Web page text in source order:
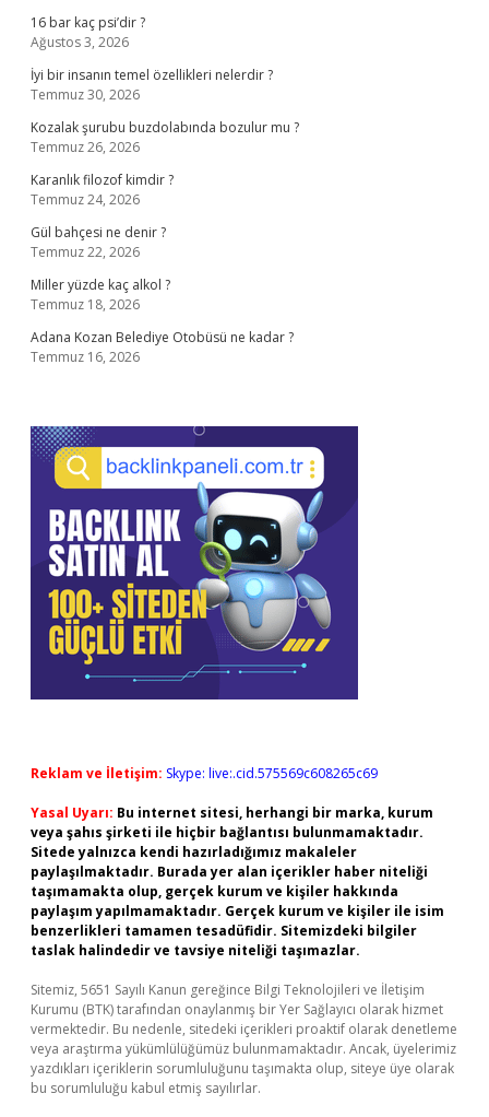
16 bar kaç psi’dir ?
Ağustos 3, 2026
İyi bir insanın temel özellikleri nelerdir ?
Temmuz 30, 2026
Kozalak şurubu buzdolabında bozulur mu ?
Temmuz 26, 2026
Karanlık filozof kimdir ?
Temmuz 24, 2026
Gül bahçesi ne denir ?
Temmuz 22, 2026
Miller yüzde kaç alkol ?
Temmuz 18, 2026
Adana Kozan Belediye Otobüsü ne kadar ?
Temmuz 16, 2026
Reklam ve İletişim: Skype: live:.cid.575569c608265c69
Yasal Uyarı: Bu internet sitesi, herhangi bir marka, kurum
veya şahıs şirketi ile hiçbir bağlantısı bulunmamaktadır.
Sitede yalnızca kendi hazırladığımız makaleler
paylaşılmaktadır. Burada yer alan içerikler haber niteliği
taşımamakta olup, gerçek kurum ve kişiler hakkında
paylaşım yapılmamaktadır. Gerçek kurum ve kişiler ile isim
benzerlikleri tamamen tesadüfidir. Sitemizdeki bilgiler
taslak halindedir ve tavsiye niteliği taşımazlar.
Sitemiz, 5651 Sayılı Kanun gereğince Bilgi Teknolojileri ve İletişim
Kurumu (BTK) tarafından onaylanmış bir Yer Sağlayıcı olarak hizmet
vermektedir. Bu nedenle, sitedeki içerikleri proaktif olarak denetleme
veya araştırma yükümlülüğümüz bulunmamaktadır. Ancak, üyelerimiz
yazdıkları içeriklerin sorumluluğunu taşımakta olup, siteye üye olarak
bu sorumluluğu kabul etmiş sayılırlar.